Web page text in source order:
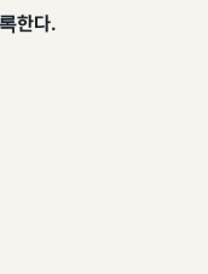
한다.